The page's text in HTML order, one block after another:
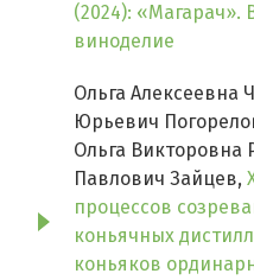
(2024): «Магарач».
виноделие
Ольга Алексеевна
Юрьевич
Ольга Викторовна
Павлович Зайцев,
процессов
коньячных
коньяков